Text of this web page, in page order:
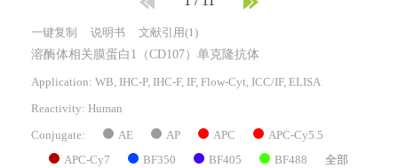
一键复制 说明书 文献引用(1)
溶酶体相关膜蛋白1（CD107）单克隆抗体
Application: WB, IHC-P, IHC-F, IF, Flow-Cyt, ICC/IF, ELISA
Reactivity: Human
Conjugate: AE AP APC APC-Cy5.5
APC-Cy7 BF350 BF405 BF488 全部